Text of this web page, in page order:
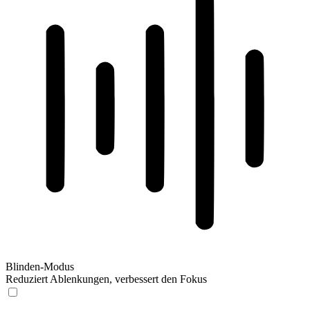
Blinden-Modus
Reduziert Ablenkungen, verbessert den Fokus